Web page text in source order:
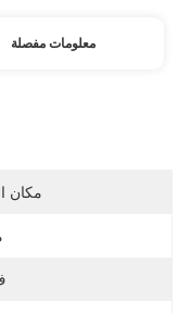
معلومات مفصلة
مكان